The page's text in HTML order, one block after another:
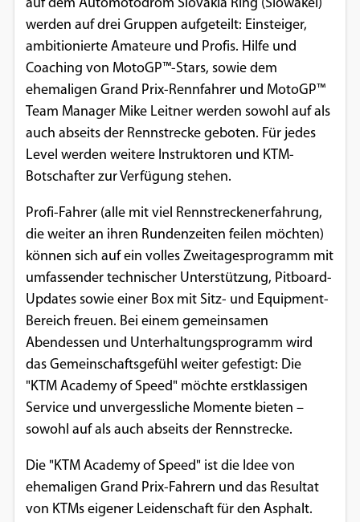
auf dem Automotodróm Slovakia Ring (Slowakei)
werden auf drei Gruppen aufgeteilt: Einsteiger,
ambitionierte Amateure und Profis. Hilfe und
Coaching von MotoGP™-Stars, sowie dem
ehemaligen Grand Prix-Rennfahrer und MotoGP™
Team Manager Mike Leitner werden sowohl auf als
auch abseits der Rennstrecke geboten. Für jedes
Level werden weitere Instruktoren und KTM-
Botschafter zur Verfügung stehen.
Profi-Fahrer (alle mit viel Rennstreckenerfahrung,
die weiter an ihren Rundenzeiten feilen möchten)
können sich auf ein volles Zweitagesprogramm mit
umfassender technischer Unterstützung, Pitboard-
Updates sowie einer Box mit Sitz- und Equipment-
Bereich freuen. Bei einem gemeinsamen
Abendessen und Unterhaltungsprogramm wird
das Gemeinschaftsgefühl weiter gefestigt: Die
"KTM Academy of Speed" möchte erstklassigen
Service und unvergessliche Momente bieten –
sowohl auf als auch abseits der Rennstrecke.
Die "KTM Academy of Speed" ist die Idee von
ehemaligen Grand Prix-Fahrern und das Resultat
von KTMs eigener Leidenschaft für den Asphalt.
können, werden von diesen externen
Medien Cookies gesetzt.
YouTube
Vimeo
Anbieter:
Google